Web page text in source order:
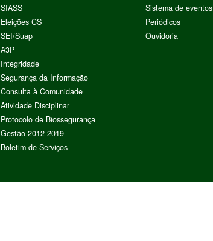
SIASS
Eleições CS
SEI/Suap
A3P
Integridade
Segurança da Informação
Consulta à Comunidade
Atividade Disciplinar
Protocolo de Biossegurança
Gestão 2012-2019
Boletim de Serviços
Sistema de eventos
Periódicos
Ouvidoria